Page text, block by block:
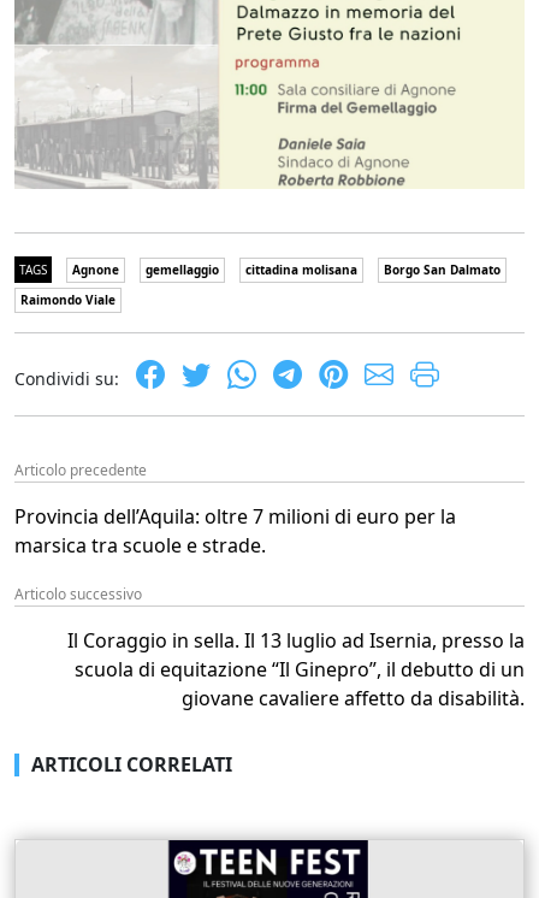
TAGS Agnone gemellaggio cittadina molisana
Borgo San Dalmato
Raimondo Viale
Condividi su:
Articolo precedente
Provincia dell’Aquila: oltre 7 milioni di euro per la
marsica tra scuole e strade.
Articolo successivo
Il Coraggio in sella. Il 13 luglio ad Isernia, presso la
scuola di equitazione “Il Ginepro”, il debutto di un
giovane cavaliere affetto da disabilità.
ARTICOLI CORRELATI